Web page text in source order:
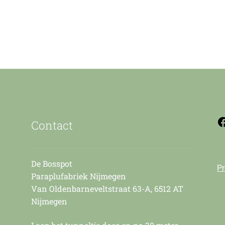
Contact
De Bosspot
Paraplufabriek Nijmegen
Van Oldenbarneveltstraat 63-A, 6512 AT
Nijmegen